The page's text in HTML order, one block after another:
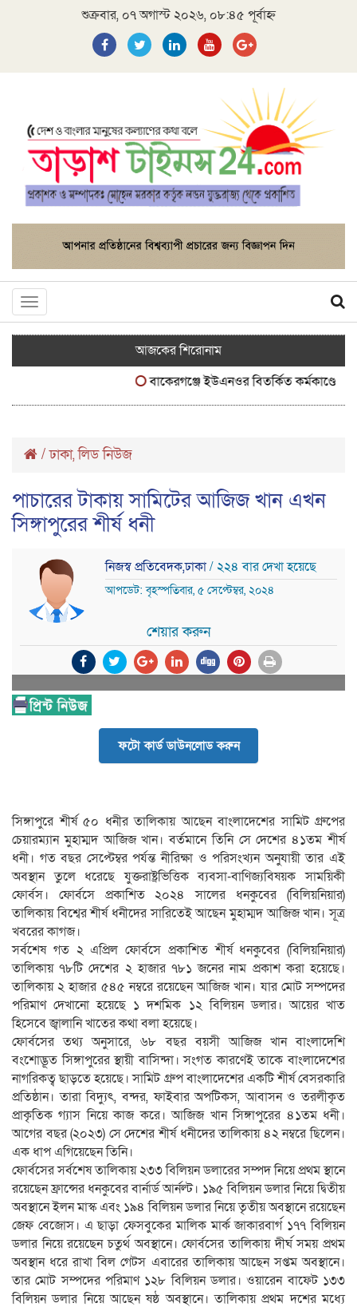
শুক্রবার, ০৭ অগাস্ট ২০২৬, ০৮:৪৫ পূর্বাহ্ন
Toggle
navigation
আজকের শিরোনাম
বাকেরগঞ্জে ইউএনওর বিতর্কিত কর্মকাণ্ডে
/ঢাকা,লিড নিউজ
পাচারের টাকায় সামিটের আজিজ খান এখন
সিঙ্গাপুরের শীর্ষ ধনী
নিজস্ব প্রতিবেদক,ঢাকা/ ২২৪ বার দেখা হয়েছে
আপডেট: বৃহস্পতিবার, ৫ সেপ্টেম্বর, ২০২৪
শেয়ার করুন
ফটো কার্ড ডাউনলোড করুন
সিঙ্গাপুরে শীর্ষ ৫০ ধনীর তালিকায় আছেন বাংলাদেশের সামিট গ্রুপের
চেয়ারম্যান মুহাম্মদ আজিজ খান। বর্তমানে তিনি সে দেশের ৪১তম শীর্ষ
ধনী। গত বছর সেপ্টেম্বর পর্যন্ত নীরিক্ষা ও পরিসংখ্যন অনুযায়ী তার এই
অবস্থান তুলে ধরেছে যুক্তরাষ্ট্রভিত্তিক ব্যবসা-বাণিজ্যবিষয়ক সাময়িকী
ফোর্বস। ফোর্বসে প্রকাশিত ২০২৪ সালের ধনকুবের (বিলিয়নিয়ার)
তালিকায় বিশ্বের শীর্ষ ধনীদের সারিতেই আছেন মুহাম্মদ আজিজ খান। সূত্র
খবরের কাগজ।
সর্বশেষ গত ২ এপ্রিল ফোর্বসে প্রকাশিত শীর্ষ ধনকুবের (বিলিয়নিয়ার)
তালিকায় ৭৮টি দেশের ২ হাজার ৭৮১ জনের নাম প্রকাশ করা হয়েছে।
তালিকায় ২ হাজার ৫৪৫ নম্বরে রয়েছেন আজিজ খান। যার মোট সম্পদের
পরিমাণ দেখানো হয়েছে ১ দশমিক ১২ বিলিয়ন ডলার। আয়ের খাত
হিসেবে জ্বালানি খাতের কথা বলা হয়েছে।
ফোর্বসের তথ্য অনুসারে, ৬৮ বছর বয়সী আজিজ খান বাংলাদেশি
বংশোদ্ভূত সিঙ্গাপুরের স্থায়ী বাসিন্দা। সংগত কারণেই তাকে বাংলাদেশের
নাগরিকত্ব ছাড়তে হয়েছে। সামিট গ্রুপ বাংলাদেশের একটি শীর্ষ বেসরকারি
প্রতিষ্ঠান। তারা বিদ্যুৎ, বন্দর, ফাইবার অপটিকস, আবাসন ও তরলীকৃত
প্রাকৃতিক গ্যাস নিয়ে কাজ করে। আজিজ খান সিঙ্গাপুরের ৪১তম ধনী।
আগের বছর (২০২৩) সে দেশের শীর্ষ ধনীদের তালিকায় ৪২ নম্বরে ছিলেন।
এক ধাপ এগিয়েছেন তিনি।
ফোর্বসের সর্বশেষ তালিকায় ২৩৩ বিলিয়ন ডলারের সম্পদ নিয়ে প্রথম স্থানে
রয়েছেন ফ্রান্সের ধনকুবের বার্নার্ড আর্নল্ট। ১৯৫ বিলিয়ন ডলার নিয়ে দ্বিতীয়
অবস্থানে ইলন মাস্ক এবং ১৯৪ বিলিয়ন ডলার নিয়ে তৃতীয় অবস্থানে রয়েছেন
জেফ বেজোস। এ ছাড়া ফেসবুকের মালিক মার্ক জাকারবার্গ ১৭৭ বিলিয়ন
ডলার নিয়ে রয়েছেন চতুর্থ অবস্থানে। ফোর্বসের তালিকায় দীর্ঘ সময় প্রথম
অবস্থান ধরে রাখা বিল গেটস এবারের তালিকায় আছেন সপ্তম অবস্থানে।
তার মোট সম্পদের পরিমাণ ১২৮ বিলিয়ন ডলার। ওয়ারেন বাফেট ১৩৩
বিলিয়ন ডলার নিয়ে আছেন ষষ্ঠ অবস্থানে। তালিকায় প্রথম দশের মধ্যে